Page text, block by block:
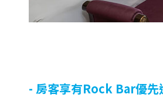
- 房客享有Rock Bar優先